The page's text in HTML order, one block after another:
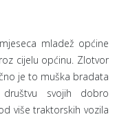
mladež općine
cijelu općinu. Zlotvor
je to muška bradata
svojih dobro
više traktorskih vozila